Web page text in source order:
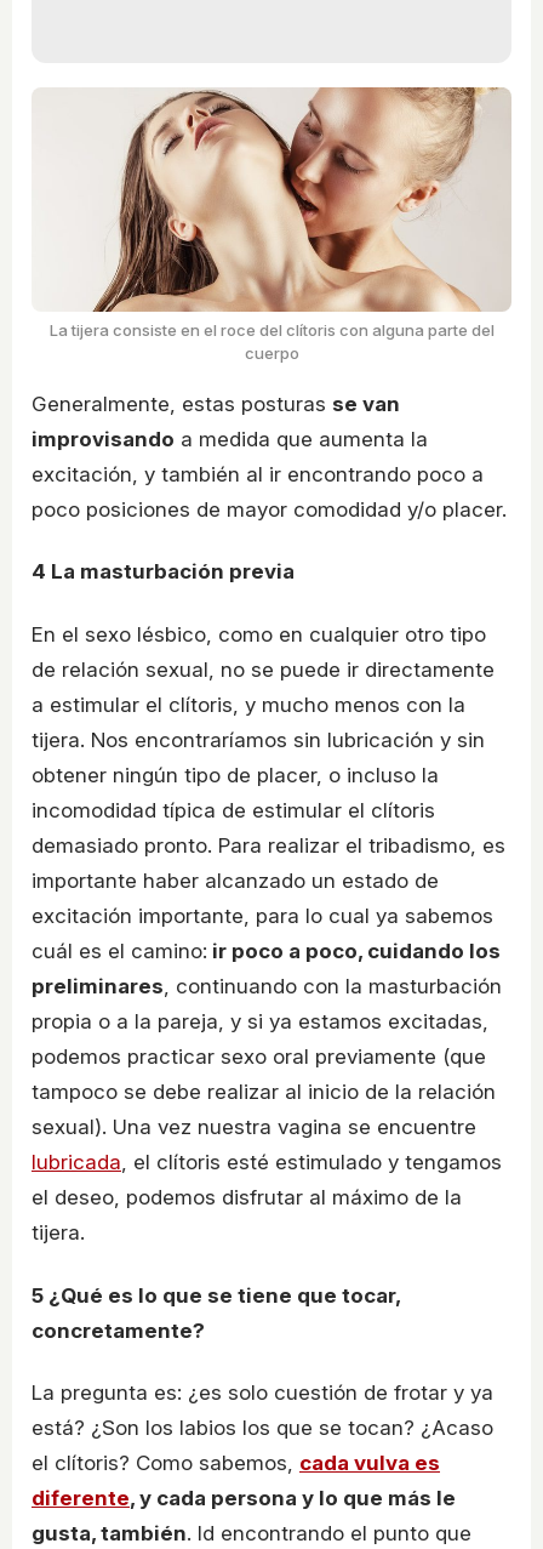
La tijera consiste en el roce del clítoris con alguna parte del
cuerpo
Generalmente, estas posturas se van
improvisando a medida que aumenta la
excitación, y también al ir encontrando poco a
poco posiciones de mayor comodidad y/o placer.
4 La masturbación previa
En el sexo lésbico, como en cualquier otro tipo
de relación sexual, no se puede ir directamente
a estimular el clítoris, y mucho menos con la
tijera. Nos encontraríamos sin lubricación y sin
obtener ningún tipo de placer, o incluso la
incomodidad típica de estimular el clítoris
demasiado pronto. Para realizar el tribadismo, es
importante haber alcanzado un estado de
excitación importante, para lo cual ya sabemos
cuál es el camino: ir poco a poco, cuidando los
preliminares , continuando con la masturbación
propia o a la pareja, y si ya estamos excitadas,
podemos practicar sexo oral previamente (que
tampoco se debe realizar al inicio de la relación
sexual). Una vez nuestra vagina se encuentre
lubricada , el clítoris esté estimulado y tengamos
el deseo, podemos disfrutar al máximo de la
tijera.
5 ¿Qué es lo que se tiene que tocar,
concretamente?
La pregunta es: ¿es solo cuestión de frotar y ya
está? ¿Son los labios los que se tocan? ¿Acaso
el clítoris? Como sabemos, cada vulva es
diferente, y cada persona y lo que más le
gusta, también. Id encontrando el punto que